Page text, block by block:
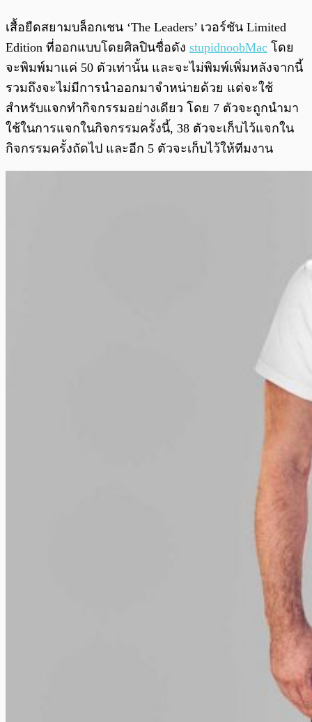
เสื้อยืดสยามบล็อกเชน ‘The Leaders’ เวอร์ชัน Limited
Edition ที่ออกแบบโดยศิลปินชื่อดัง stupidnoobMac โดย
จะพิมพ์มาแค่ 50 ตัวเท่านั้น และจะไม่พิมพ์เพิ่มหลังจากนี้
รวมถึงจะไม่มีการนำออกมาจำหน่ายด้วย แต่จะใช้
สำหรับแจกทำกิจกรรมอย่างเดียว โดย 7 ตัวจะถูกนำมา
ใช้ในการแจกในกิจกรรมครั้งนี้, 38 ตัวจะเก็บไว้แจกใน
กิจกรรมครั้งถัดไป และอีก 5 ตัวจะเก็บไว้ให้ทีมงาน